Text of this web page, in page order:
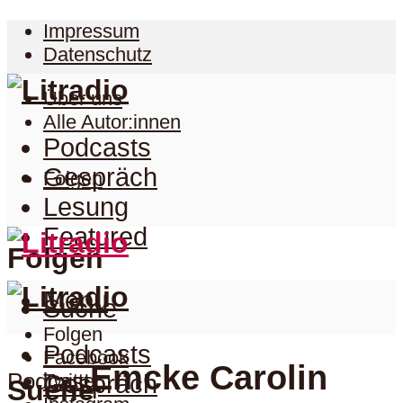
Impressum
Datenschutz
Über uns
Alle Autor:innen
Folgen
Folgen
Folgen
Facebook
Twitter
Podcasts
Gespräch
Lesung
Featured
Menu
Suche
Suche
Podcasts
Gespräch
PodcastEmcke Carolin